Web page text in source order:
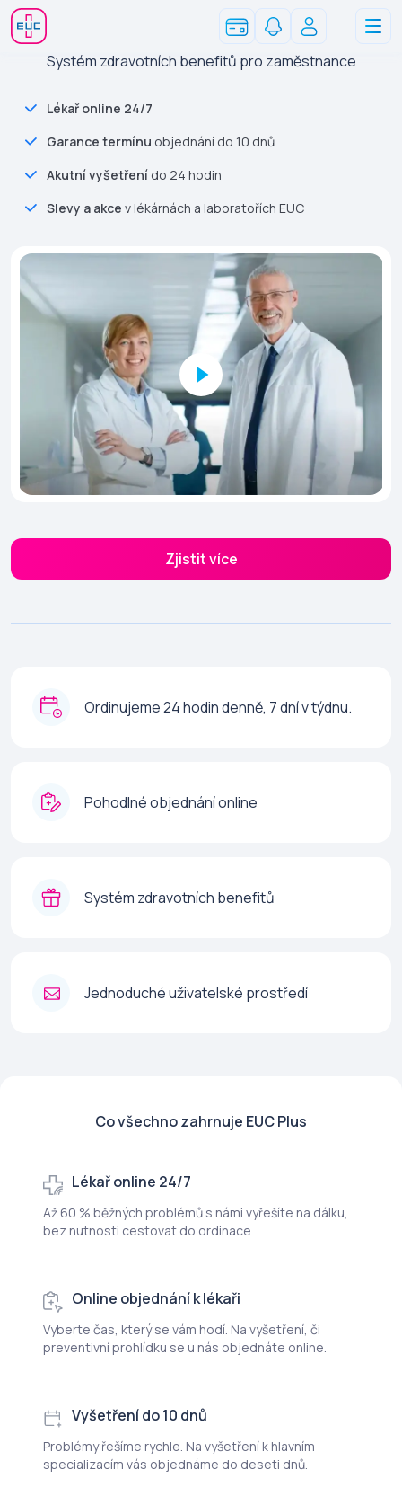
Systém zdravotních benefitů pro zaměstnance
Lékař online 24/7
Garance termínu objednání do 10 dnů
Akutní vyšetření do 24 hodin
Slevy a akce v lékárnách a laboratořích EUC
Zjistit více
Ordinujeme 24 hodin denně, 7 dní v týdnu.
Pohodlné objednání online
Systém zdravotních benefitů
Jednoduché uživatelské prostředí
Co všechno zahrnuje EUC Plus
Lékař online 24/7
Až 60 % běžných problémů s námi vyřešíte na dálku,
bez nutnosti cestovat do ordinace
Online objednání k lékaři
Vyberte čas, který se vám hodí. Na vyšetření, či
preventivní prohlídku se u nás objednáte online.
Vyšetření do 10 dnů
Problémy řešíme rychle. Na vyšetření k hlavním
specializacím vás objednáme do deseti dnů.